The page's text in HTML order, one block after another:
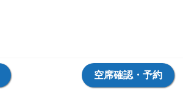
空席確認・予約